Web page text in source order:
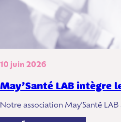
10 juin 2026
May’Santé LAB intègre
Notre association May’Santé